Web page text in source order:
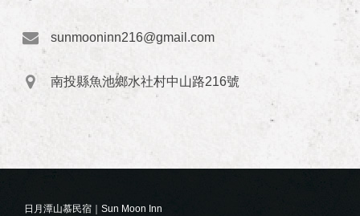
sunmooninn216@gmail.com
南投縣魚池鄉水社村中山路216號
日月潭山慕民宿｜Sun Moon Inn